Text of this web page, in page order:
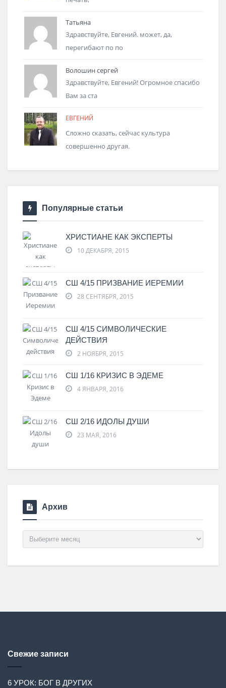
Татьяна
Здравствуйте, Евгений. может, да,
перегибают по по
Волошин сергей
Здравствуйте, Евгений! Огромное спасибо
Вам за ста
ЕВГЕНИЙ
Сложно сказать, сейчас культура
совершенно другая.
Популярные статьи
ХРИСТИАНЕ КАК ЭКСПЕРТЫ
10 ДЕКАБРЯ, 2015
СШ 4/15 ПРИЗВАНИЕ ИЕРЕМИИ
28 СЕНТЯБРЯ, 2015
СШ 4/15 СИМВОЛИЧЕСКИЕ
ДЕЙСТВИЯ
2 НОЯБРЯ, 2015
СШ 1/16 КРИЗИС В ЭДЕМЕ
4 ЯНВАРЯ, 2016
СШ 2/16 ИДОЛЫ ДУШИ
23 МАЯ, 2016
Архив
Архив
Свежие записи
6 УРОК: БОГ В ДРУГИХ